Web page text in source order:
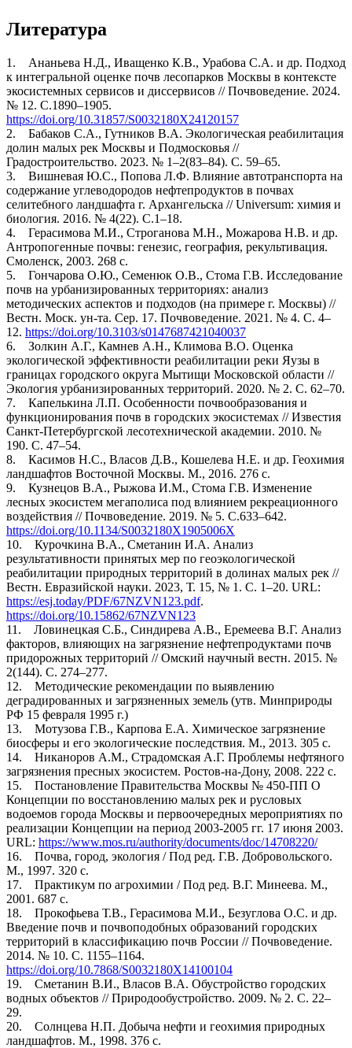
Литература
1. Ананьева Н.Д., Иващенко К.В., Урабова С.А. и др. Подход
к интегральной оценке почв лесопарков Москвы в контексте
экосистемных сервисов и диссервисов // Почвоведение. 2024.
№ 12. С.1890–1905.
https://doi.org/10.31857/S0032180X24120157
2. Бабаков С.А., Гутников В.А. Экологическая реабилитация
долин малых рек Москвы и Подмосковья //
Градостроительство. 2023. № 1–2(83–84). С. 59–65.
3. Вишневая Ю.С., Попова Л.Ф. Влияние автотранспорта на
содержание углеводородов нефтепродуктов в почвах
селитебного ландшафта г. Архангельска // Universum: химия и
биология. 2016. № 4(22). С.1–18.
4. Герасимова М.И., Строганова М.Н., Можарова Н.В. и др.
Антропогенные почвы: генезис, география, рекультивация.
Смоленск, 2003. 268 c.
5. Гончарова О.Ю., Семенюк О.В., Стома Г.В. Исследование
почв на урбанизированных территориях: анализ
методических аспектов и подходов (на примере г. Москвы) //
Вестн. Моск. ун-та. Сер. 17. Почвоведение. 2021. № 4. C. 4–
12. https://doi.org/10.3103/s0147687421040037
6. Золкин А.Г., Камнев А.Н., Климова В.О. Оценка
экологической эффективности реабилитации реки Яузы в
границах городского округа Мытищи Московской области //
Экология урбанизированных территорий. 2020. № 2. С. 62–70.
7. Капелькина Л.П. Особенности почвообразования и
функционирования почв в городских экосистемах // Известия
Санкт-Петербургской лесотехнической академии. 2010. №
190. C. 47–54.
8. Касимов Н.С., Власов Д.В., Кошелева Н.Е. и др. Геохимия
ландшафтов Восточной Москвы. М., 2016. 276 c.
9. Кузнецов В.А., Рыжова И.М., Стома Г.В. Изменение
лесных экосистем мегаполиса под влиянием рекреационного
воздействия // Почвоведение. 2019. № 5. C.633–642.
https://doi.org/10.1134/S0032180X1905006X
10. Курочкина В.А., Сметанин И.А. Анализ
результативности принятых мер по геоэкологической
реабилитации природных территорий в долинах малых рек //
Вестн. Евразийской науки. 2023, Т. 15, № 1. C. 1–20. URL:
https://esj.today/PDF/67NZVN123.pdf.
https://doi.org/10.15862/67NZVN123
11. Ловинецкая С.Б., Синдирева А.В., Еремеева В.Г. Анализ
факторов, влияющих на загрязнение нефтепродуктами почв
придорожных территорий // Омский научный вестн. 2015. №
2(144). С. 274–277.
12. Методические рекомендации по выявлению
деградированных и загрязненных земель (утв. Минприроды
РФ 15 февраля 1995 г.)
13. Мотузова Г.В., Карпова Е.А. Химическое загрязнение
биосферы и его экологические последствия. М., 2013. 305 с.
14. Никаноров А.М., Страдомская А.Г. Проблемы нефтяного
загрязнения пресных экосистем. Ростов-на-Дону, 2008. 222 с.
15. Постановление Правительства Москвы № 450-ПП О
Концепции по восстановлению малых рек и русловых
водоемов города Москвы и первоочередных мероприятиях по
реализации Концепции на период 2003-2005 гг. 17 июня 2003.
URL: https://www.mos.ru/authority/documents/doc/14708220/
16. Почва, город, экология / Под ред. Г.В. Добровольского.
М., 1997. 320 с.
17. Практикум по агрохимии / Под ред. В.Г. Минеева. М.,
2001. 687 с.
18. Прокофьева Т.В., Герасимова М.И., Безуглова О.С. и др.
Введение почв и почвоподобных образований городских
территорий в классификацию почв России // Почвоведение.
2014. № 10. С. 1155–1164.
https://doi.org/10.7868/S0032180X14100104
19. Сметанин В.И., Власов В.А. Обустройство городских
водных объектов // Природообустройство. 2009. № 2. С. 22–
29.
20. Солнцева Н.П. Добыча нефти и геохимия природных
ландшафтов. М., 1998. 376 c.